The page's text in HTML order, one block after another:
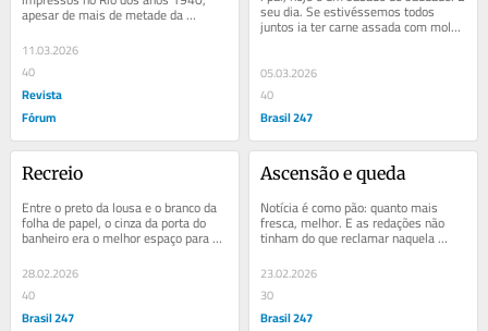
apesar de mais de metade da
população ser analfabeta. Hoje, com
95% da população...
11.03.2026
40
Revista
Fórum
seu dia. Se estivéssemos todos
juntos ia ter carne assada com molho
ferrugem, manjar de coco e depois,
05.03.2026
40
Brasil 247
Recreio
Entre o preto da lousa e o branco da
folha de papel, o cinza da porta do
banheiro era o melhor espaço para
escrever. Ali, alunos do Instituto...
28.02.2026
40
Brasil 247
Ascensão e queda
Notícia é como pão: quanto mais
fresca, melhor. E as redações não
tinham do que reclamar naquela
quarta-feira. Aumento da gasolina.
Punição...
23.02.2026
30
Brasil 247